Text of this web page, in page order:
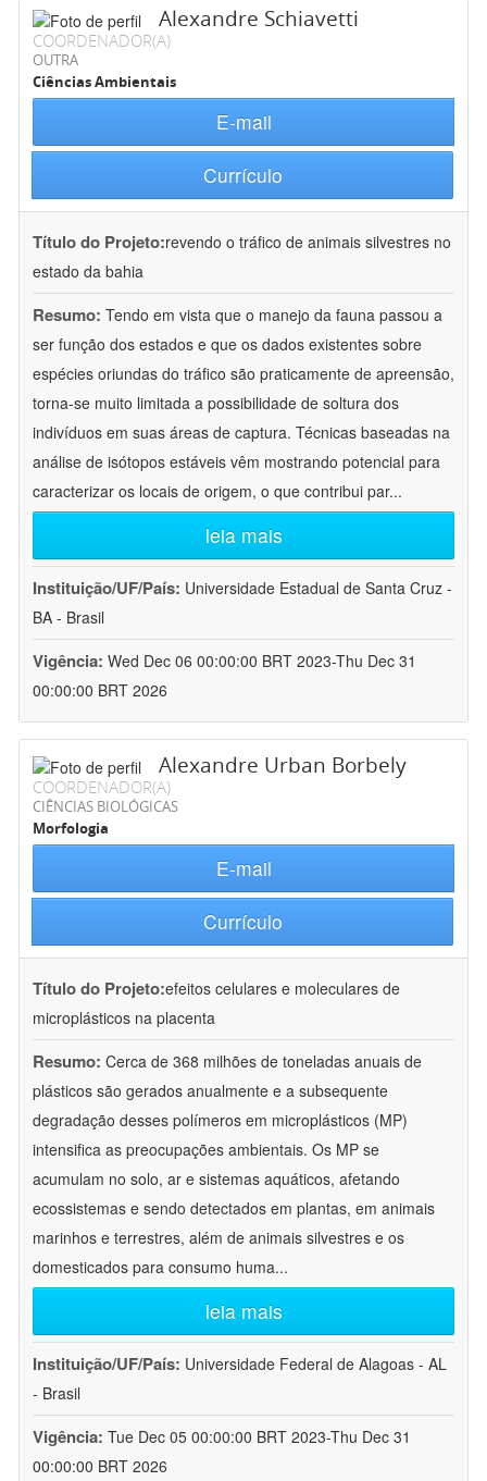
Alexandre Schiavetti
COORDENADOR(A)
OUTRA
Ciências Ambientais
E-mail
Currículo
Título do Projeto:revendo o tráfico de animais silvestres no
estado da bahia
Resumo: Tendo em vista que o manejo da fauna passou a
ser função dos estados e que os dados existentes sobre
espécies oriundas do tráfico são praticamente de apreensão,
torna-se muito limitada a possibilidade de soltura dos
indivíduos em suas áreas de captura. Técnicas baseadas na
análise de isótopos estáveis vêm mostrando potencial para
caracterizar os locais de origem, o que contribui par...
leia mais
Instituição/UF/País: Universidade Estadual de Santa Cruz -
BA - Brasil
Vigência: Wed Dec 06 00:00:00 BRT 2023-Thu Dec 31
00:00:00 BRT 2026
Alexandre Urban Borbely
COORDENADOR(A)
CIÊNCIAS BIOLÓGICAS
Morfologia
E-mail
Currículo
Título do Projeto:efeitos celulares e moleculares de
microplásticos na placenta
Resumo: Cerca de 368 milhões de toneladas anuais de
plásticos são gerados anualmente e a subsequente
degradação desses polímeros em microplásticos (MP)
intensifica as preocupações ambientais. Os MP se
acumulam no solo, ar e sistemas aquáticos, afetando
ecossistemas e sendo detectados em plantas, em animais
marinhos e terrestres, além de animais silvestres e os
domesticados para consumo huma...
leia mais
Instituição/UF/País: Universidade Federal de Alagoas - AL
- Brasil
Vigência: Tue Dec 05 00:00:00 BRT 2023-Thu Dec 31
00:00:00 BRT 2026